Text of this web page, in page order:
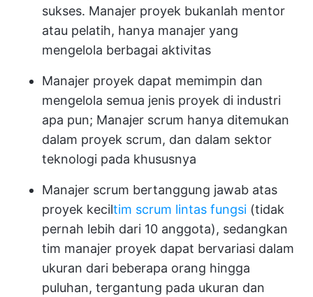
sukses. Manajer proyek bukanlah mentor
atau pelatih, hanya manajer yang
mengelola berbagai aktivitas
Manajer proyek dapat memimpin dan
mengelola semua jenis proyek di industri
apa pun; Manajer scrum hanya ditemukan
dalam proyek scrum, dan dalam sektor
teknologi pada khususnya
Manajer scrum bertanggung jawab atas
proyek keciltim scrum lintas fungsi (tidak
pernah lebih dari 10 anggota), sedangkan
tim manajer proyek dapat bervariasi dalam
ukuran dari beberapa orang hingga
puluhan, tergantung pada ukuran dan